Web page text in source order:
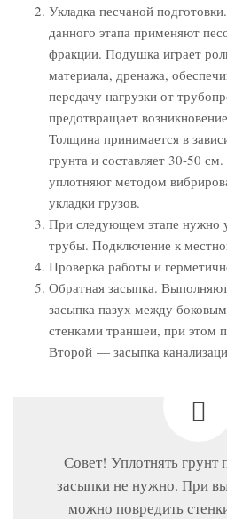
Укладка песчаной
данного этапа применяют
фракции. Подушка играет
материала, дренажа,
передачу нагрузки от
предотвращает
Толщина принимается в
грунта и составляет 30-50
уплотняют методом
укладки грузов.
При следующем этапе нужно
трубы. Подключение к
Проверка работы и
Обратная засыпка.
засыпка пазух между
стенками траншеи, при этом
Второй — засыпка
Совет! Уплотнять грунт
засыпки не нужно. При
можно повредить